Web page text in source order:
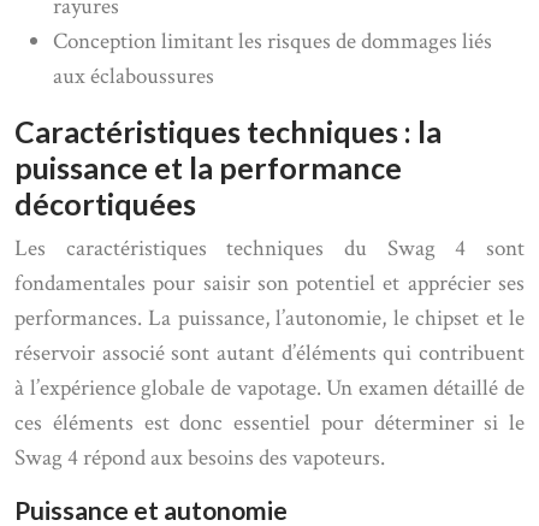
rayures
Conception limitant les risques de dommages liés
aux éclaboussures
Caractéristiques techniques : la
puissance et la performance
décortiquées
Les caractéristiques techniques du Swag 4 sont
fondamentales pour saisir son potentiel et apprécier ses
performances. La puissance, l’autonomie, le chipset et le
réservoir associé sont autant d’éléments qui contribuent
à l’expérience globale de vapotage. Un examen détaillé de
ces éléments est donc essentiel pour déterminer si le
Swag 4 répond aux besoins des vapoteurs.
Puissance et autonomie